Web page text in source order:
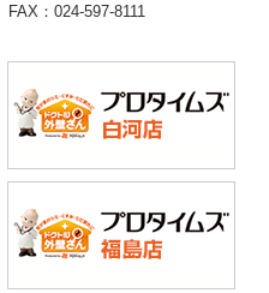
FAX：024-597-8111